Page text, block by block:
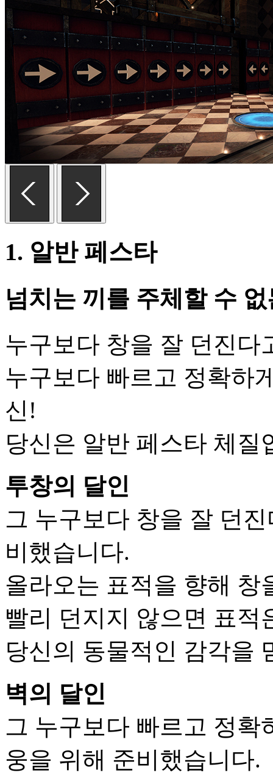
1. 알반 페스타
넘치는 끼를 주체할 수
누구보다 창을 잘 던진다
누구보다 빠르고 정확하
신!
당신은 알반 페스타 체질
투창의 달인
그 누구보다 창을 잘 던
비했습니다.
올라오는 표적을 향해 창
빨리 던지지 않으면 표적
당신의 동물적인 감각을
벽의 달인
그 누구보다 빠르고 정확
웅을 위해 준비했습니다.